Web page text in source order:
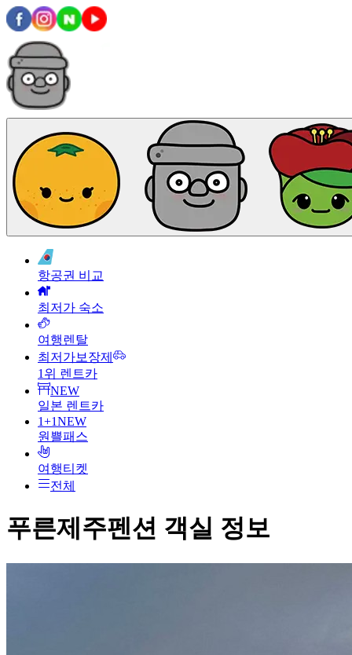
항공권 비교
최저가 숙소
여행렌탈
최저가보장제
1위 렌트카
NEW
일본 렌트카
1+1NEW
원쁠패스
여행티켓
전체
푸른제주펜션 객실 정보